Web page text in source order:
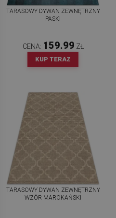
TARASOWY DYWAN ZEWNĘTRZNY
PASKI
CENA: 159.99 ZŁ
KUP TERAZ
TARASOWY DYWAN ZEWNĘTRZNY
WZÓR MAROKAŃSKI